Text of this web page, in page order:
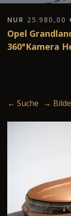
NUR 25.980,00
Opel
360°Kamera
← Suche →